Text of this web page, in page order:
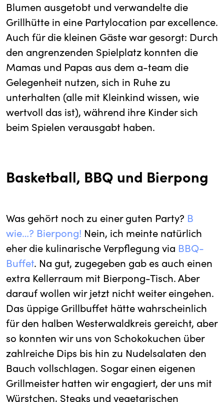
Blumen ausgetobt und verwandelte die
Grillhütte in eine Partylocation par excellence.
Auch für die kleinen Gäste war gesorgt: Durch
den angrenzenden Spielplatz konnten die
Mamas und Papas aus dem a-team die
Gelegenheit nutzen, sich in Ruhe zu
unterhalten (alle mit Kleinkind wissen, wie
wertvoll das ist), während ihre Kinder sich
beim Spielen verausgabt haben.
Basketball, BBQ und Bierpong
Was gehört noch zu einer guten Party? B
wie…? Bierpong! Nein, ich meinte natürlich
eher die kulinarische Verpflegung via BBQ-
Buffet. Na gut, zugegeben gab es auch einen
extra Kellerraum mit Bierpong-Tisch. Aber
darauf wollen wir jetzt nicht weiter eingehen.
Das üppige Grillbuffet hätte wahrscheinlich
für den halben Westerwaldkreis gereicht, aber
so konnten wir uns von Schokokuchen über
zahlreiche Dips bis hin zu Nudelsalaten den
Bauch vollschlagen. Sogar einen eigenen
Grillmeister hatten wir engagiert, der uns mit
Würstchen, Steaks und vegetarischen